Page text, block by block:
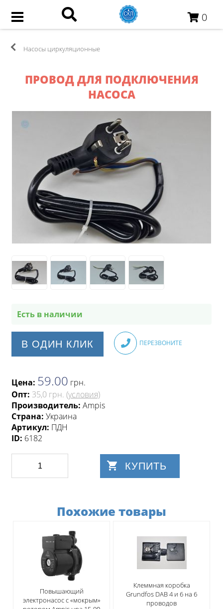
0
Насосы циркуляционные
ПРОВОД ДЛЯ ПОДКЛЮЧЕНИЯ
НАСОСА
Есть в наличии
В ОДИН КЛИК ПЕРЕЗВОНИТЕ
Цена: 59.00 грн.
Опт: 35,0 грн. (условия)
Производитель: Ampis
Страна: Украина
Артикул: ПДН
ID: 6182
КУПИТЬ
Похожие товары
Повышающий
электронасос c «мокрым»
Клеммная коробка
Grundfos DAB 4 и 6 на 6
проводов